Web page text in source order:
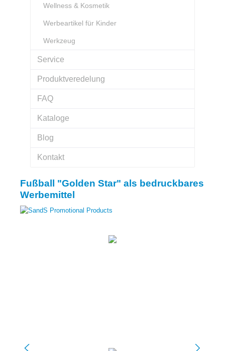
Wellness & Kosmetik
Werbeartikel für Kinder
Werkzeug
Service
Produktveredelung
FAQ
Kataloge
Blog
Kontakt
Fußball "Golden Star" als bedruckbares
Werbemittel